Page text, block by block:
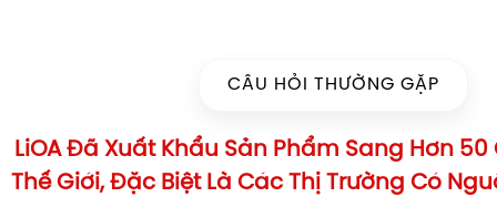
CÂU HỎI THƯỜNG GẶP
LiOA Đã Xuất Khẩu Sản Phẩm Sang Hơn 50
Thế Giới, Đặc Biệt Là Các Thị Trường Có